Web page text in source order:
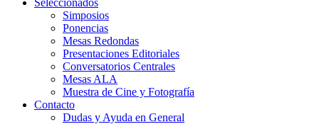
Seleccionados
Simposios
Ponencias
Mesas Redondas
Presentaciones Editoriales
Conversatorios Centrales
Mesas ALA
Muestra de Cine y Fotografía
Contacto
Dudas y Ayuda en General